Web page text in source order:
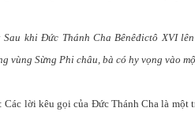
Sau khi Đức Thánh Cha Bênêđictô XVI
vùng Sừng Phi châu, bà có hy vọng vào
Các lời kêu gọi của Đức Thánh Cha là một